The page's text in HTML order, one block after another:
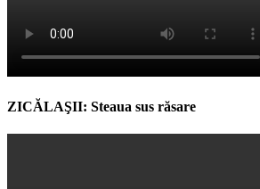
ZICĂLAŞII: Steaua sus răsare